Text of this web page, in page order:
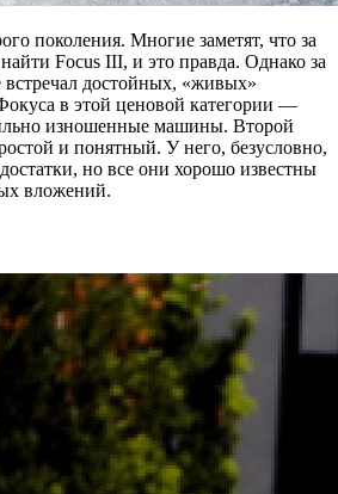
поколения. Многие заметят, что за
Focus III, и это правда. Однако за
достойных, «живых»
в этой ценовой категории —
изношенные машины. Второй
и понятный. У него, безусловно,
но все они хорошо известны
вложений.